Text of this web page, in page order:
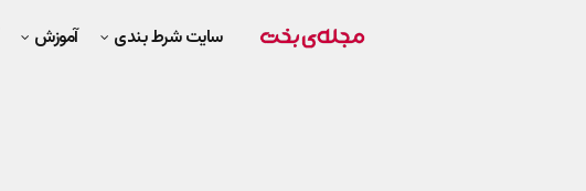
سایت شرط بندی آموزش